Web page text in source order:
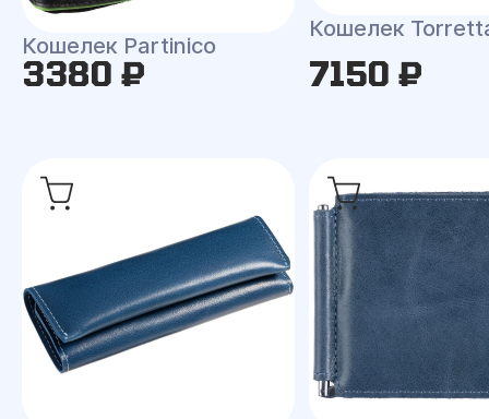
Кошелек Partinico
3380 ₽
Кошелек
7150 ₽